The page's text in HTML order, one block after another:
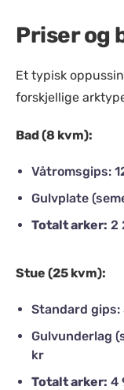
Priser og
Et typisk
forskjellige
Bad (8 kvm):
Våtromsgips:
Gulvplate
Totalt arker: 2
Stue (25 kvm):
Standard gips:
Gulvunderlag
kr
Totalt arker: 4